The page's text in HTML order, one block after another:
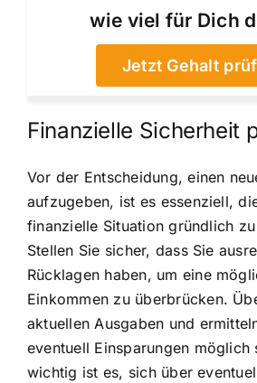
wie viel für Dich
Jetzt Gehalt
Finanzielle Sicherheit
Vor der Entscheidung, einen
aufzugeben, ist es essenziell,
finanzielle Situation gründlich
Stellen Sie sicher, dass Sie
Rücklagen haben, um eine
Einkommen zu überbrücken.
aktuellen Ausgaben und
eventuell Einsparungen möglich
wichtig ist es, sich über